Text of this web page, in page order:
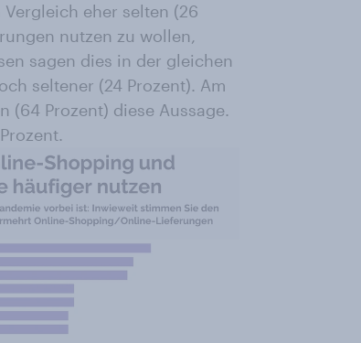
eher selten (26
nutzen zu wollen,
sagen dies in der gleichen
seltener (24 Prozent). Am
(64 Prozent) diese Aussage.